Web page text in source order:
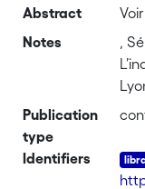
Abstract
Notes
,
Publication
type
Identifiers